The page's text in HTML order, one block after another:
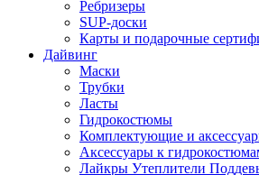
Ребризеры
SUP-доски
Карты и подарочные
Дайвинг
Маски
Трубки
Ласты
Гидрокостюмы
Комплектующие и
Аксессуары к
Лайкры Утеплители